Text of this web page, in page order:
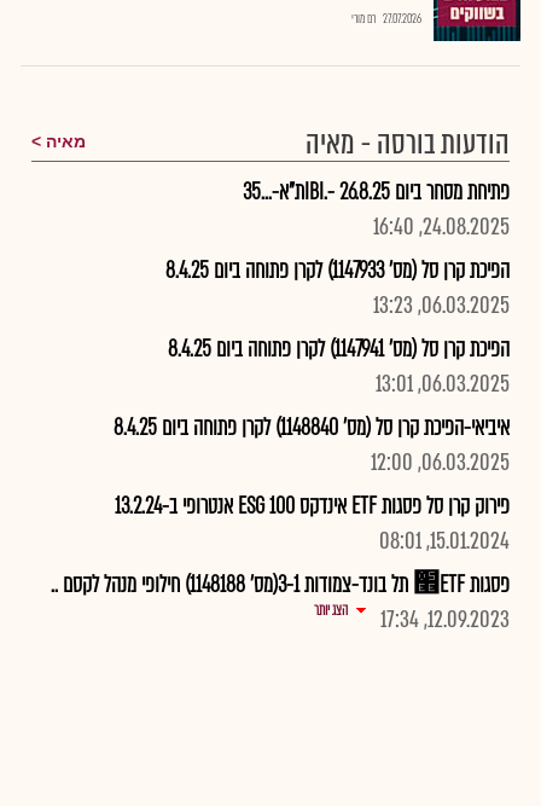
27.07.2026 רם מורי
הודעות בורסה - מאיה מאיה
פתיחת מסחר ביום 26.8.25 -.IBIת"א-...35
24.08.2025, 16:40
הפיכת קרן סל (מס' 1147933) לקרן פתוחה ביום 8.4.25
06.03.2025, 13:23
הפיכת קרן סל (מס' 1147941) לקרן פתוחה ביום 8.4.25
06.03.2025, 13:01
איביאי-הפיכת קרן סל (מס' 1148840) לקרן פתוחה ביום 8.4.25
06.03.2025, 12:00
פירוק קרן סל פסגות ETF אינדקס 100 ESG אנטרופי ב-13.2.24
15.01.2024, 08:01
פסגות ETF׮ תל בונד-צמודות 3-1(מס' 1148188) חילופי מנהל לקסם ..
12.09.2023, 17:34
הצג יותר